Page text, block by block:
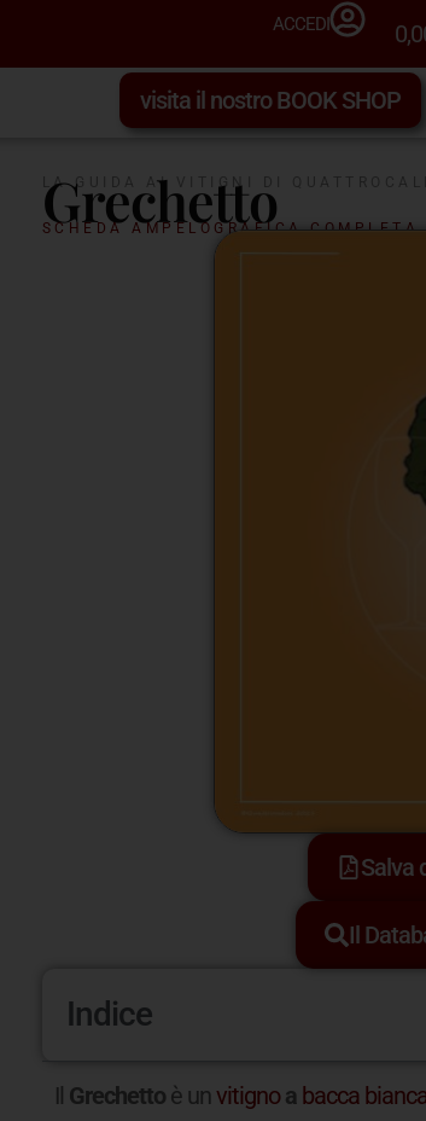
ACCEDI
visita il nostro BOOK SHOP
LA GUIDA AI VITIGNI DI
Grechetto
SCHEDA AMPELOGRAFICA COMPLETA
Salva
Il
Indice
Il Grechettoè un vitignoa bacca